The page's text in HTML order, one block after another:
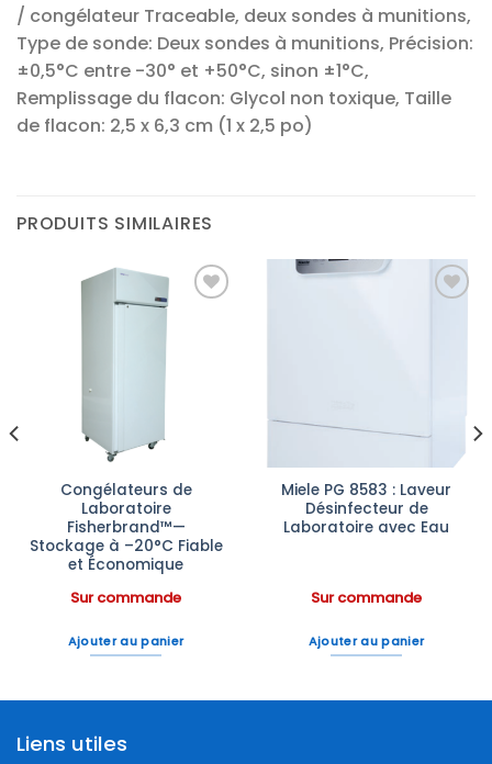
/ congélateur Traceable, deux sondes à munitions,
Type de sonde: Deux sondes à munitions, Précision:
±0,5°C entre -30° et +50°C, sinon ±1°C,
Remplissage du flacon: Glycol non toxique, Taille
de flacon: 2,5 x 6,3 cm (1 x 2,5 po)
PRODUITS SIMILAIRES
Congélateurs de
Laboratoire
Fisherbrand™—
Stockage à –20°C Fiable
et Économique
Sur commande
Ajouter au panier
Miele PG 8583 : Laveur
Désinfecteur de
Laboratoire avec Eau
Sur commande
Ajouter au panier
Liens utiles